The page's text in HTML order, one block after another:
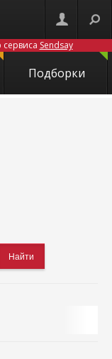
Sendsay
Подборки